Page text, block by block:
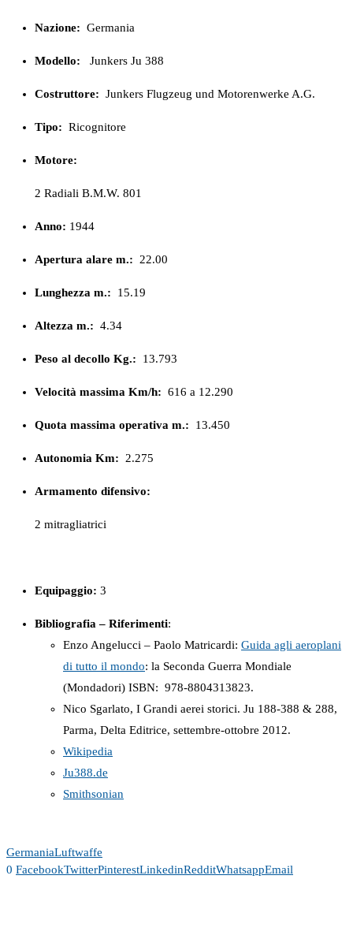
Nazione: Germania
Modello: Junkers Ju 388
Costruttore: Junkers Flugzeug und Motorenwerke A.G.
Tipo: Ricognitore
Motore:
2 Radiali B.M.W. 801
Anno: 1944
Apertura alare m.: 22.00
Lunghezza m.: 15.19
Altezza m.: 4.34
Peso al decollo Kg.: 13.793
Velocità massima Km/h: 616 a 12.290
Quota massima operativa m.: 13.450
Autonomia Km: 2.275
Armamento difensivo:
2 mitragliatrici
Equipaggio: 3
Bibliografia – Riferimenti:
Enzo Angelucci – Paolo Matricardi: Guida agli aeroplani
di tutto il mondo: la Seconda Guerra Mondiale
(Mondadori) ISBN: ‎ 978-8804313823.
Nico Sgarlato, I Grandi aerei storici. Ju 188-388 & 288,
Parma, Delta Editrice, settembre-ottobre 2012.
Wikipedia
Ju388.de
Smithsonian
GermaniaLuftwaffe
0 FacebookTwitterPinterestLinkedinRedditWhatsappEmail